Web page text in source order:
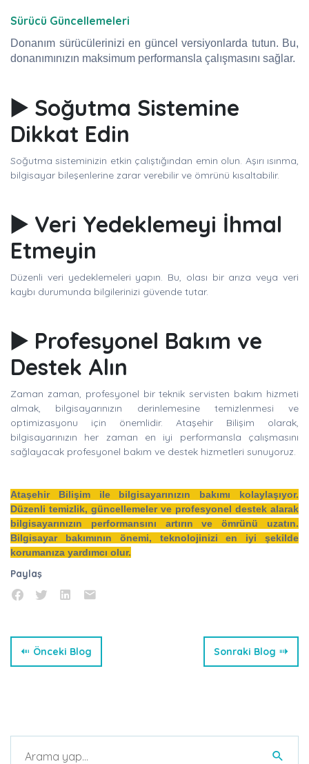
Sürücü Güncellemeleri
Donanım sürücülerinizi en güncel versiyonlarda tutun. Bu,
donanımınızın maksimum performansla çalışmasını sağlar.
▶️ Soğutma Sistemine
Dikkat Edin
Soğutma sisteminizin etkin çalıştığından emin olun. Aşırı ısınma,
bilgisayar bileşenlerine zarar verebilir ve ömrünü kısaltabilir.
▶️ Veri Yedeklemeyi İhmal
Etmeyin
Düzenli veri yedeklemeleri yapın. Bu, olası bir arıza veya veri
kaybı durumunda bilgilerinizi güvende tutar.
▶️ Profesyonel Bakım ve
Destek Alın
Zaman zaman, profesyonel bir teknik servisten bakım hizmeti
almak, bilgisayarınızın derinlemesine temizlenmesi ve
optimizasyonu için önemlidir. Ataşehir Bilişim olarak,
bilgisayarınızın her zaman en iyi performansla çalışmasını
sağlayacak profesyonel bakım ve destek hizmetleri sunuyoruz.
Ataşehir Bilişim ile bilgisayarınızın bakımı kolaylaşıyor.
Düzenli temizlik, güncellemeler ve profesyonel destek alarak
bilgisayarınızın performansını artırın ve ömrünü uzatın.
Bilgisayar bakımının önemi, teknolojinizi en iyi şekilde
korumanıza yardımcı olur.
Paylaş
Önceki Blog Sonraki Blog